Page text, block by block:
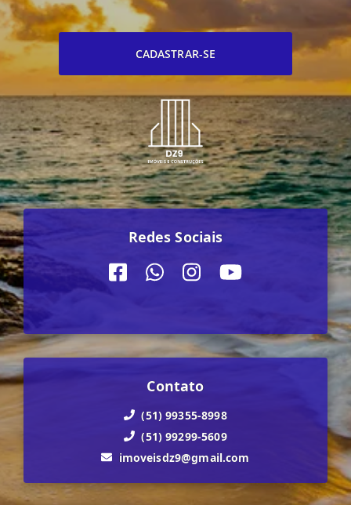
CADASTRAR-SE
Redes Sociais
Contato
(51) 99355-8998
(51) 99299-5609
imoveisdz9@gmail.com